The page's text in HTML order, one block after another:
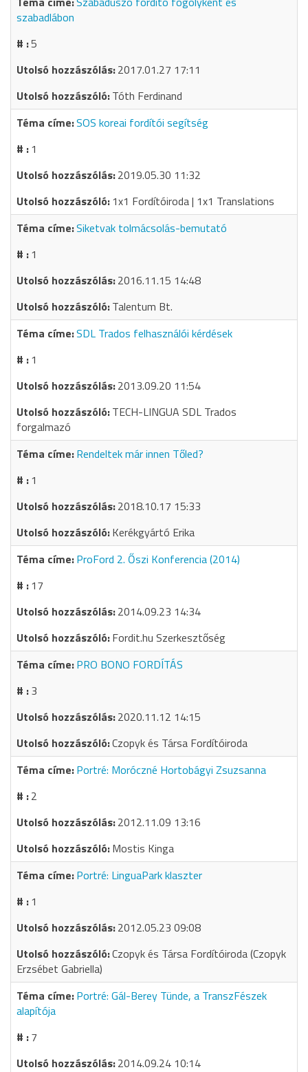
szabadlábon
5
2017.01.27 17:11
Tóth Ferdinand
SOS koreai fordítói segítség
1
2019.05.30 11:32
1x1 Fordítóiroda | 1x1 Translations
Siketvak tolmácsolás-bemutató
1
2016.11.15 14:48
Talentum Bt.
SDL Trados felhasználói kérdések
1
2013.09.20 11:54
TECH-LINGUA SDL Trados
forgalmazó
Rendeltek már innen Tőled?
1
2018.10.17 15:33
Kerékgyártó Erika
ProFord 2. Őszi Konferencia (2014)
17
2014.09.23 14:34
Fordit.hu Szerkesztőség
PRO BONO FORDÍTÁS
3
2020.11.12 14:15
Czopyk és Társa Fordítóiroda
Portré: Moróczné Hortobágyi Zsuzsanna
2
2012.11.09 13:16
Mostis Kinga
Portré: LinguaPark klaszter
1
2012.05.23 09:08
Czopyk és Társa Fordítóiroda (Czopyk
Erzsébet Gabriella)
Portré: Gál-Berey Tünde, a TranszFészek
alapítója
7
2014.09.24 10:14